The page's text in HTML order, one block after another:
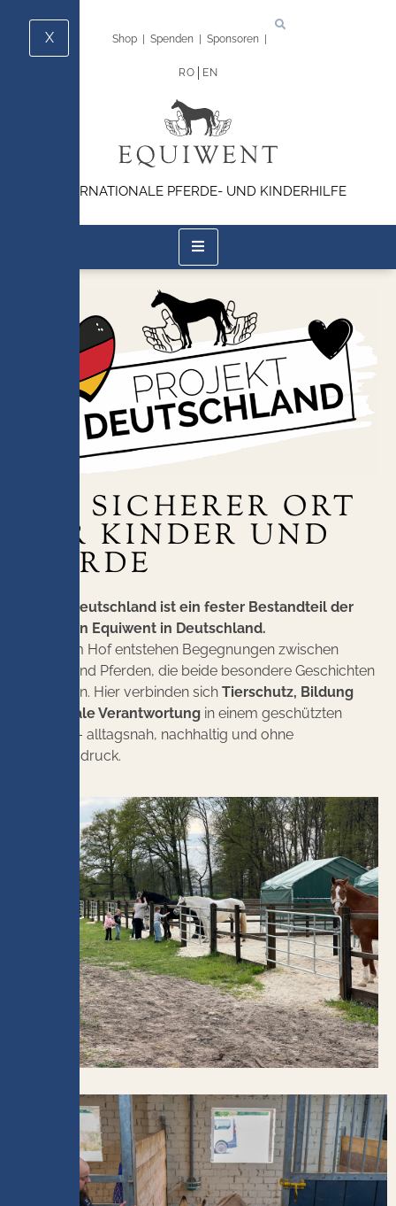
Shop Spenden Sponsoren
INTERNATIONALE PFERDE- UND KINDERHILFE
RO EN
X
EIN SICHERER ORT
FÜR KINDER UND
PFERDE
Projekt Deutschland ist ein fester Bestandteil der
Arbeit von Equiwent in Deutschland.
Auf einem Hof entstehen Begegnungen zwischen
Kindern und Pferden, die beide besondere Geschichten
mitbringen. Hier verbinden sich Tierschutz, Bildung
und soziale Verantwortung in einem geschützten
Rahmen – alltagsnah, nachhaltig und ohne
Leistungsdruck.